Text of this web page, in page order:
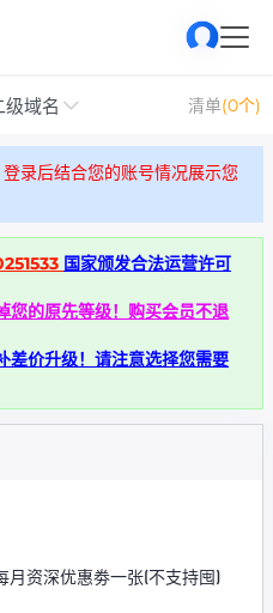
级域名 清单(0个)
登录后结合您的账号情况展示您
国家颁发合法运营许可
您的原先等级！购买会员不退
差价升级！请注意选择您需要
月资深优惠劵一张(不支持囤)